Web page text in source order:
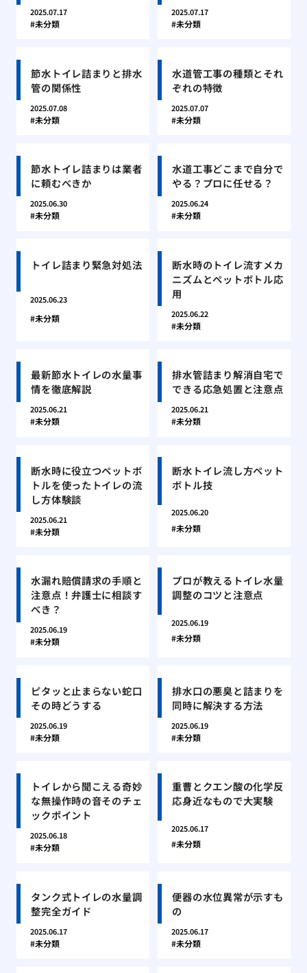
2025.07.17
未分類
2025.07.17
未分類
節水トイレ詰まりと排水
管の関係性
2025.07.08
未分類
水道管工事の種類とそれ
ぞれの特徴
2025.07.07
未分類
節水トイレ詰まりは業者
に頼むべきか
2025.06.30
未分類
水道工事どこまで自分で
やる？プロに任せる？
2025.06.24
未分類
トイレ詰まり緊急対処法
2025.06.23
未分類
断水時のトイレ流すメカ
ニズムとペットボトル応
用
2025.06.22
未分類
最新節水トイレの水量事
情を徹底解説
2025.06.21
未分類
排水管詰まり解消自宅で
できる応急処置と注意点
2025.06.21
未分類
断水時に役立つペットボ
トルを使ったトイレの流
し方体験談
2025.06.21
未分類
断水トイレ流し方ペット
ボトル技
2025.06.20
未分類
水漏れ賠償請求の手順と
注意点！弁護士に相談す
べき？
2025.06.19
未分類
プロが教えるトイレ水量
調整のコツと注意点
2025.06.19
未分類
ピタッと止まらない蛇口
その時どうする
2025.06.19
未分類
排水口の悪臭と詰まりを
同時に解決する方法
2025.06.19
未分類
トイレから聞こえる奇妙
な無操作時の音そのチェ
ックポイント
2025.06.18
未分類
重曹とクエン酸の化学反
応身近なもので大実験
2025.06.17
未分類
タンク式トイレの水量調
整完全ガイド
2025.06.17
未分類
便器の水位異常が示すも
の
2025.06.17
未分類